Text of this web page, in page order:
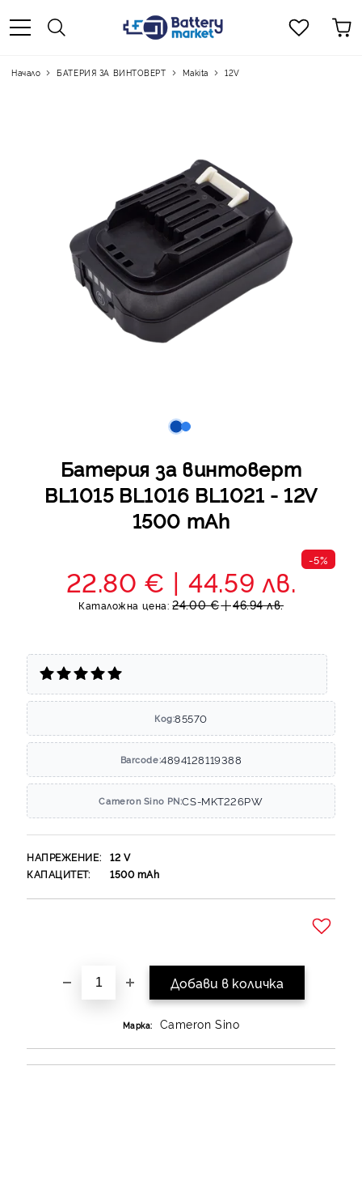
Начало БАТЕРИЯ ЗА ВИНТОВЕРТ Makita 12V
Батерия за винтоверт
BL1015 BL1016 BL1021 - 12V
1500 mAh
-5%
22.80 € 44.59 лв.
Каталожна цена: 24.00 € 46.94 лв.
Код:85570
Barcode:4894128119388
Cameron Sino PN:CS-MKT226PW
НАПРЕЖЕНИЕ: 12 V
КАПАЦИТЕТ:
1500mAh
Марка: Cameron Sino